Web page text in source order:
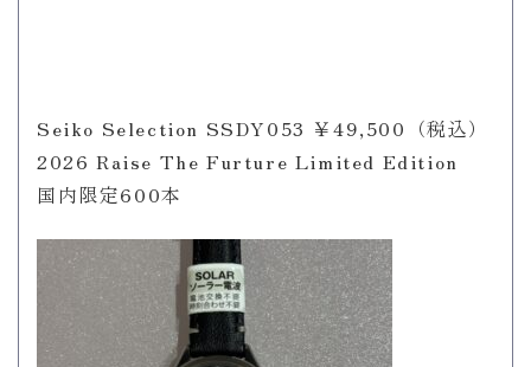
Seiko Selection SSDY053 ￥49,500（税込）
2026 Raise The Furture Limited Edition
国内限定600本